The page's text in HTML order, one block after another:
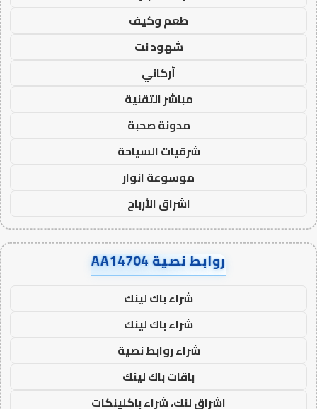
طعم وكيف
شهود نت
أركاني
مباشر التقنية
مدونة صحبة
شرقيات السياحة
موسوعة انوار
اشراق الأرباح
روابط نصية AA14704
شراء باك لينك
شراء باك لينك
شراء روابط نصية
باقات باك لينك
اشراق لنك، شراء باكلينكات